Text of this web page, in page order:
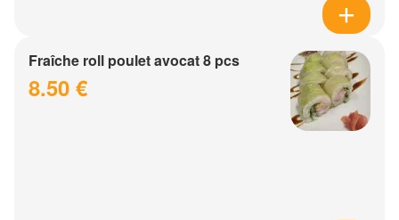
Fraîche roll poulet avocat 8 pcs
8.50 €